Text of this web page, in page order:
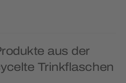
aus der
Trinkflaschen